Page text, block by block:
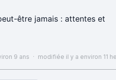
être jamais : attentes et
9 ans · modifiée il y a environ 11